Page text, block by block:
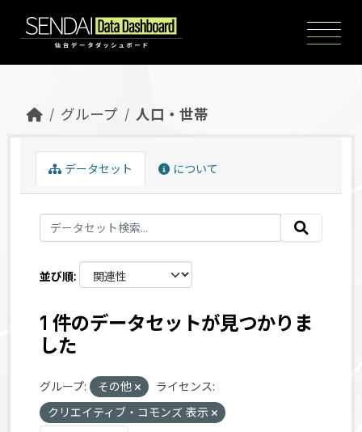
グループ 人口・世帯
データセット について
並び順
1 件のデータセットが見つかりま
した
グループ: その他
ライセンス:
クリエイティブ・コモンズ 表示